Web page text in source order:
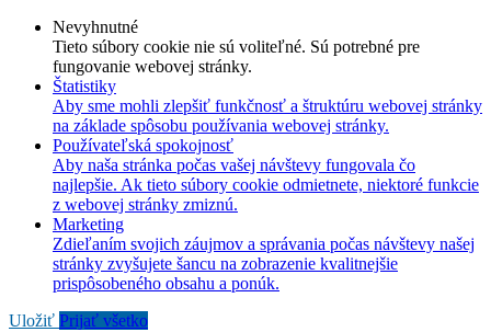
Nevyhnutné
Tieto súbory cookie nie sú voliteľné. Sú potrebné pre
fungovanie webovej stránky.
Štatistiky
Aby sme mohli zlepšiť funkčnosť a štruktúru webovej stránky
na základe spôsobu používania webovej stránky.
Používateľská spokojnosť
Aby naša stránka počas vašej návštevy fungovala čo
najlepšie. Ak tieto súbory cookie odmietnete, niektoré funkcie
z webovej stránky zmiznú.
Marketing
Zdieľaním svojich záujmov a správania počas návštevy našej
stránky zvyšujete šancu na zobrazenie kvalitnejšie
prispôsobeného obsahu a ponúk.
Uložiť Prijať všetko